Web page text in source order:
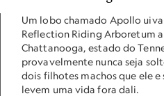
Um lobo chamado Apollo
Reflection Riding Arboretum
Chattanooga, estado do
provavelmente nunca seja
dois filhotes machos que ele e
levem uma vida fora dali.